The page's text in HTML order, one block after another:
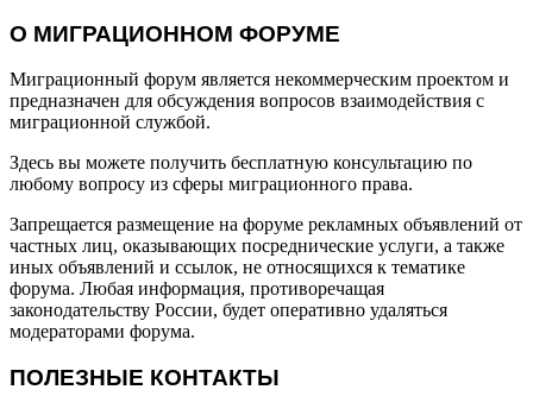
О МИГРАЦИОННОМ ФОРУМЕ
Миграционный форум является некоммерческим проектом и
предназначен для обсуждения вопросов взаимодействия с
миграционной службой.
Здесь вы можете получить бесплатную консультацию по
любому вопросу из сферы миграционного права.
Запрещается размещение на форуме рекламных объявлений от
частных лиц, оказывающих посреднические услуги, а также
иных объявлений и ссылок, не относящихся к тематике
форума. Любая информация, противоречащая
законодательству России, будет оперативно удаляться
модераторами форума.
ПОЛЕЗНЫЕ КОНТАКТЫ